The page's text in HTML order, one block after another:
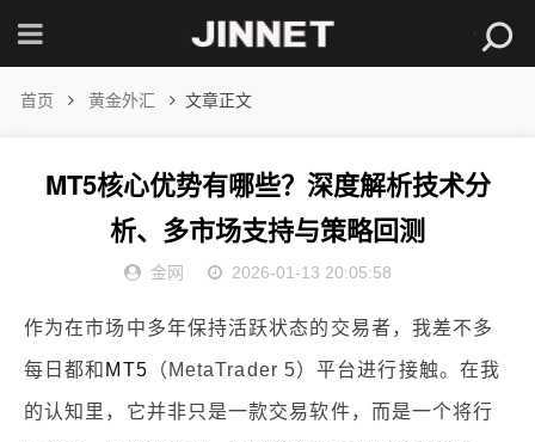
首页 黄金外汇 文章正文
MT5核心优势有哪些？深度解析技术分
析、多市场支持与策略回测
金网 2026-01-13 20:05:58
作为在市场中多年保持活跃状态的交易者，我差不多
每日都和 MT5 （MetaTrader 5）平台进行接触。在我
的认知里，它并非只是一款交易软件，而是一个将行